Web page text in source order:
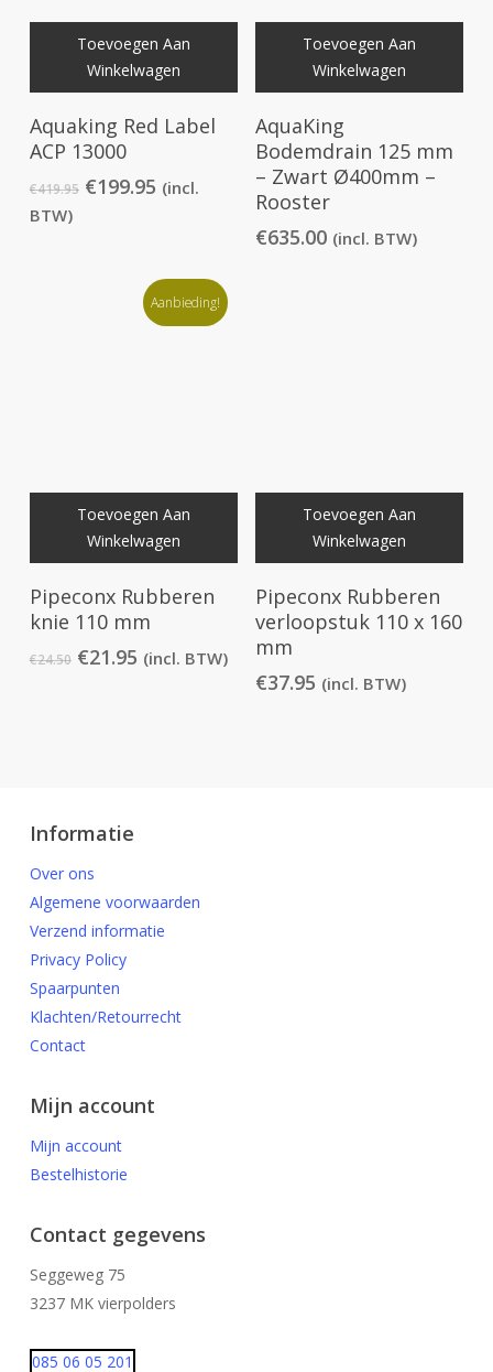
Toevoegen Aan
Winkelwagen
Aquaking Red Label
ACP 13000
€419.95 Oorspronkelijke
€199.95Huidige
(incl.
BTW)
Toevoegen Aan
Winkelwagen
AquaKing
Bodemdrain 125 mm
– Zwart Ø400mm –
Rooster
€635.00 (incl. BTW)
Aanbieding!
Toevoegen Aan
Winkelwagen
Pipeconx Rubberen
knie 110 mm
€24.50 Oorspronkelijke
€21.95Huidige
(incl. BTW)
Toevoegen Aan
Winkelwagen
Pipeconx Rubberen
verloopstuk 110 x 160
mm
€37.95 (incl. BTW)
Informatie
Over ons
Algemene voorwaarden
Verzend informatie
Privacy Policy
Spaarpunten
Klachten/Retourrecht
Contact
Mijn account
Mijn account
Bestelhistorie
Contact gegevens
Seggeweg 75
3237 MK vierpolders
085 06 05 201